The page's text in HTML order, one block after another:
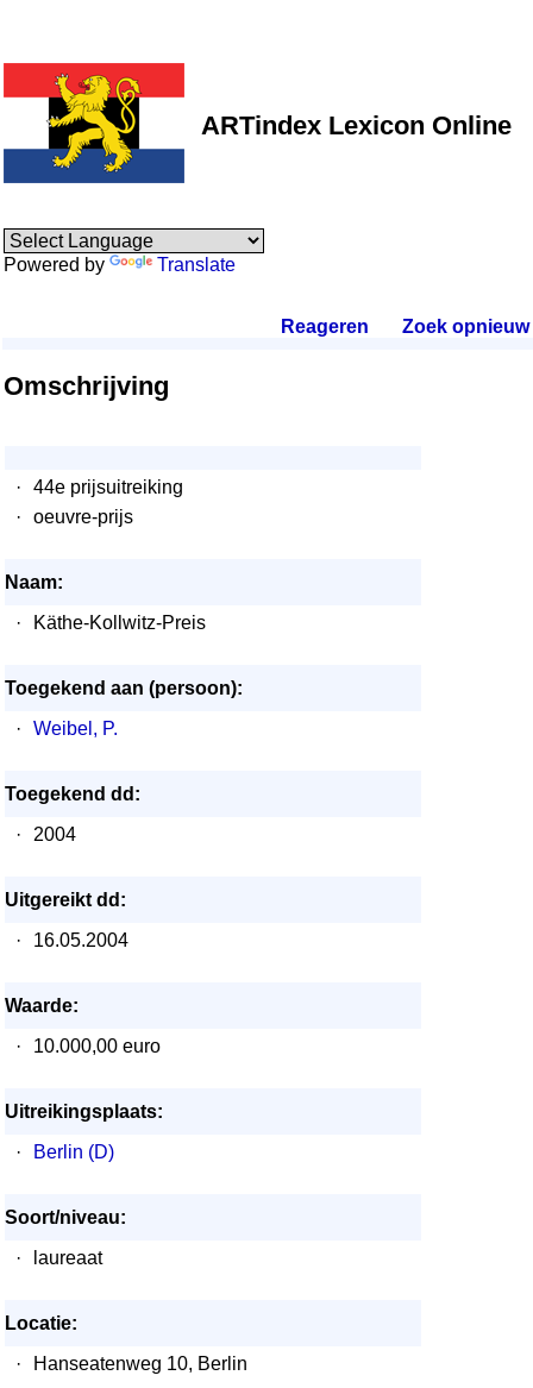
ARTindex Lexicon Online
Powered by Translate
Reageren Zoek opnieuw.
Omschrijving
·
44e prijsuitreiking
·
oeuvre-prijs
Naam:
·
Käthe-Kollwitz-Preis
Toegekend aan (persoon):
·
Weibel, P.
Toegekend dd:
·
2004
Uitgereikt dd:
·
16.05.2004
Waarde:
·
10.000,00 euro
Uitreikingsplaats:
·
Berlin (D)
Soort/niveau:
·
laureaat
Locatie:
·
Hanseatenweg 10, Berlin